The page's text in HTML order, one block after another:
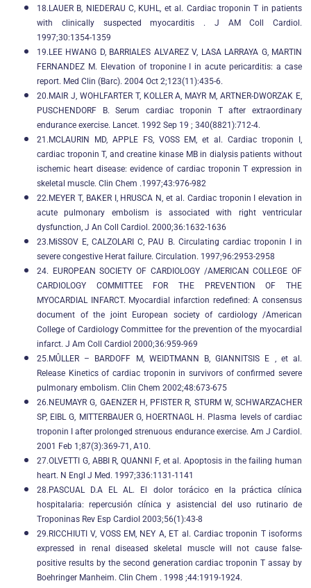
18.LAUER B, NIEDERAU C, KUHL, et al. Cardiac troponin T in patients
with clinically suspected myocarditis . J AM Coll Cardiol.
1997;30:1354-1359
19.LEE HWANG D, BARRIALES ALVAREZ V, LASA LARRAYA G, MARTIN
FERNANDEZ M. Elevation of troponine I in acute pericarditis: a case
report. Med Clin (Barc). 2004 Oct 2;123(11):435-6.
20.MAIR J, WOHLFARTER T, KOLLER A, MAYR M, ARTNER-DWORZAK E,
PUSCHENDORF B. Serum cardiac troponin T after extraordinary
endurance exercise. Lancet. 1992 Sep 19 ; 340(8821):712-4.
21.MCLAURIN MD, APPLE FS, VOSS EM, et al. Cardiac troponin I,
cardiac troponin T, and creatine kinase MB in dialysis patients without
ischemic heart disease: evidence of cardiac troponin T expression in
skeletal muscle. Clin Chem .1997;43:976-982
22.MEYER T, BAKER I, HRUSCA N, et al. Cardiac troponin I elevation in
acute pulmonary embolism is associated with right ventricular
dysfunction, J An Coll Cardiol. 2000;36:1632-1636
23.MiSSOV E, CALZOLARI C, PAU B. Circulating cardiac troponin I in
severe congestive Herat failure. Circulation. 1997;96:2953-2958
24. EUROPEAN SOCIETY OF CARDIOLOGY /AMERICAN COLLEGE OF
CARDIOLOGY COMMITTEE FOR THE PREVENTION OF THE
MYOCARDIAL INFARCT. Myocardial infarction redefined: A consensus
document of the joint European society of cardiology /American
College of Cardiology Committee for the prevention of the myocardial
infarct. J Am Coll Cardiol 2000;36:959-969
25.MÛLLER – BARDOFF M, WEIDTMANN B, GIANNITSIS E , et al.
Release Kinetics of cardiac troponin in survivors of confirmed severe
pulmonary embolism. Clin Chem 2002;48:673-675
26.NEUMAYR G, GAENZER H, PFISTER R, STURM W, SCHWARZACHER
SP, EIBL G, MITTERBAUER G, HOERTNAGL H. Plasma levels of cardiac
troponin I after prolonged strenuous endurance exercise. Am J Cardiol.
2001 Feb 1;87(3):369-71, A10.
27.OLVETTI G, ABBI R, QUANNI F, et al. Apoptosis in the failing human
heart. N Engl J Med. 1997;336:1131-1141
28.PASCUAL D.A EL AL. El dolor torácico en la práctica clínica
hospitalaria: repercusión clínica y asistencial del uso rutinario de
Troponinas Rev Esp Cardiol 2003;56(1):43-8
29.RICCHIUTI V, VOSS EM, NEY A, ET al. Cardiac troponin T isoforms
expressed in renal diseased skeletal muscle will not cause false-
positive results by the second generation cardiac troponin T assay by
Boehringer Manheim. Clin Chem . 1998 ;44:1919-1924.